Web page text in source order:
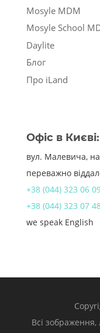
Mosyle MDM
Mosyle School
Daylite
Блог
Про iLand
Офіс в Києві:
вул. Малевича,
переважно
+38 (044) 323 06
+38 (044) 323 07
we speak English
Всі зображення,